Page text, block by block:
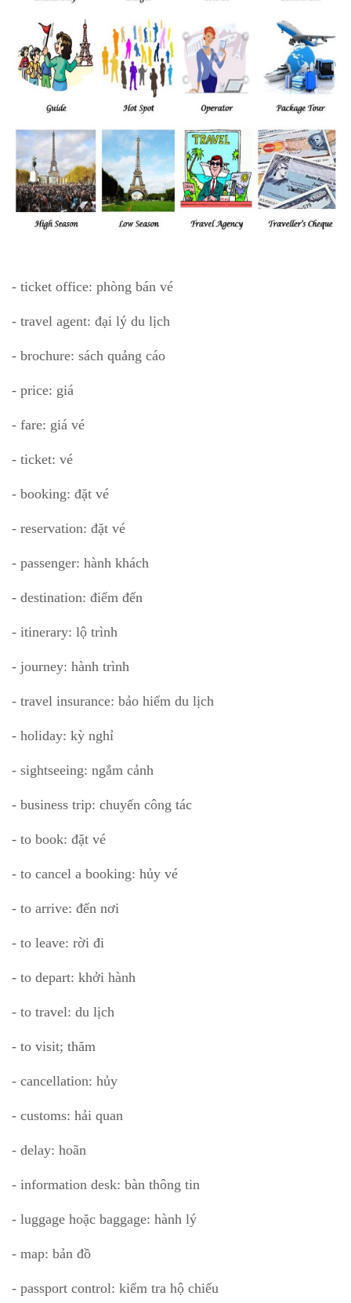
- ticket office: phòng bán vé
- travel agent: đại lý du lịch
- brochure: sách quảng cáo
- price: giá
- fare: giá vé
- ticket: vé
- booking: đặt vé
- reservation: đặt vé
- passenger: hành khách
- destination: điểm đến
- itinerary: lộ trình
- journey: hành trình
- travel insurance: bảo hiểm du lịch
- holiday: kỳ nghỉ
- sightseeing: ngắm cảnh
- business trip: chuyến công tác
- to book: đặt vé
- to cancel a booking: hủy vé
- to arrive: đến nơi
- to leave: rời đi
- to depart: khởi hành
- to travel: du lịch
- to visit; thăm
- cancellation: hủy
- customs: hải quan
- delay: hoãn
- information desk: bàn thông tin
- luggage hoặc baggage: hành lý
- map: bản đồ
- passport control: kiểm tra hộ chiếu